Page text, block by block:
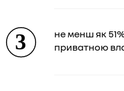
не менш як
приватною